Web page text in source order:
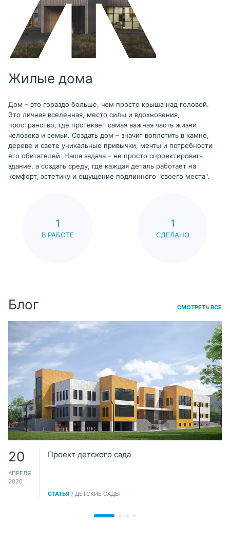
Жилые дома
Дом – это гораздо больше, чем просто крыша над головой.
Это личная вселенная, место силы и вдохновения,
пространство, где протекает самая важная часть жизни
человека и семьи. Создать дом – значит воплотить в камне,
дереве и свете уникальные привычки, мечты и потребности
его обитателей. Наша задача – не просто спроектировать
здание, а создать среду, где каждая деталь работает на
комфорт, эстетику и ощущение подлинного "своего места".
1
В РАБОТЕ
1
СДЕЛАНО
Блог СМОТРЕТЬ ВСЕ
20
АПРЕЛЯ
2020
Проект детского сада
СТАТЬЯ / ДЕТСКИЕ САДЫ